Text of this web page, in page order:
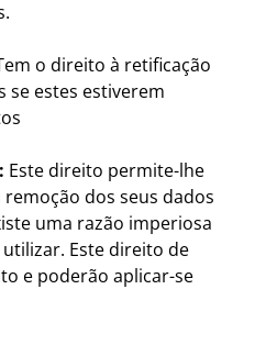
o direito à retificação
se estes estiverem
Este direito permite-lhe
dos seus dados
uma razão imperiosa
Este direito de
e poderão aplicar-se